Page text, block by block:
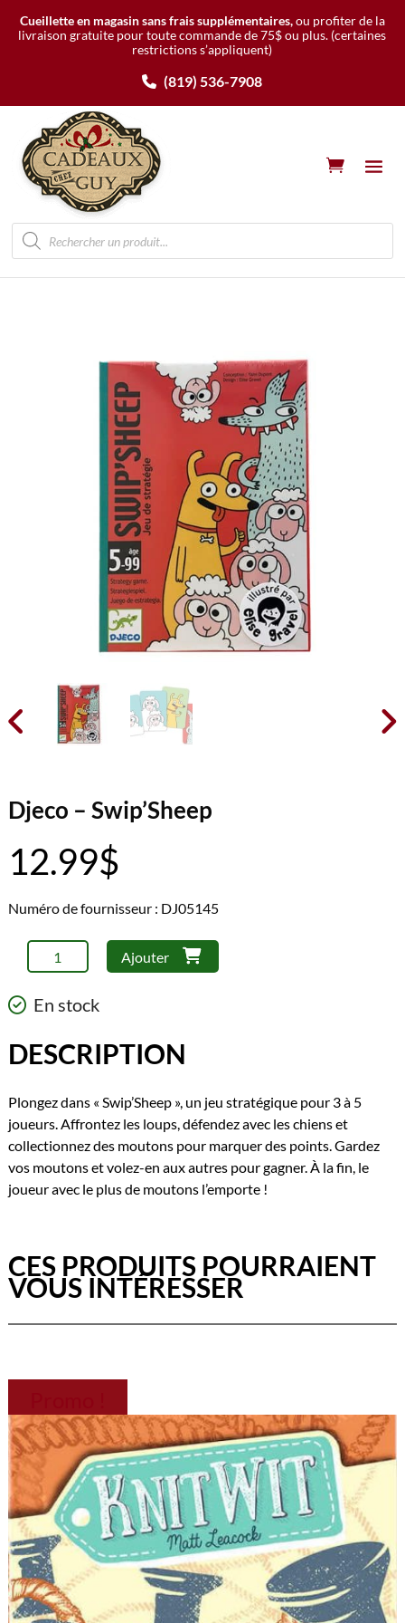
Cueillette en magasin sans frais supplémentaires,ou profiter de la
livraison gratuite pour toute commande de 75$ ou plus. (certaines
restrictions s’appliquent)
(819) 536-7908
Recherche
de
produits
 
Djeco – Swip’Sheep
12.99$
Numéro de fournisseur : DJ05145
quantité
de
Djeco
Ajouter
En stock
DESCRIPTION
Plongez dans « Swip’Sheep », un jeu stratégique pour 3 à 5
joueurs. Affrontez les loups, défendez avec les chiens et
collectionnez des moutons pour marquer des points. Gardez
vos moutons et volez-en aux autres pour gagner. À la fin, le
joueur avec le plus de moutons l’emporte !
CES PRODUITS POURRAIENT
VOUS INTÉRESSER